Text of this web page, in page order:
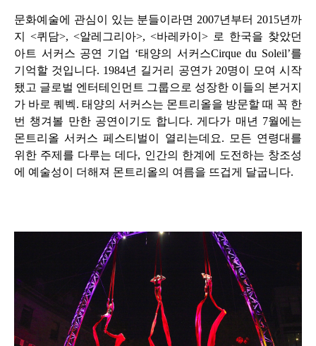
문화예술에 관심이 있는 분들이라면 2007년부터 2015년까
지
<퀴담>, <알레그리아>, <바레카이 > 로 한국을 찾았던
아트 서커스 공연 기업 ‘태양의 서커스Cirque du Soleil’를
기억할 것입니다. 1984년 길거리 공연가 20명이 모여 시작
됐고 글로벌 엔터테인먼트 그룹으로 성장한 이들의 본거지
가 바로 퀘벡. 태양의 서커스는 몬트리올을 방문할 때 꼭 한
번 챙겨볼 만한 공연이기도 합니다.게다가 매년 7월에는
몬트리올 서커스 페스티벌이 열리는데요.
모든 연령대를
위한 주제를 다루는 데다, 인간의 한계에 도전하는 창조성
에 예술성이 더해져 몬트리올의 여름을 뜨겁게 달굽니다.